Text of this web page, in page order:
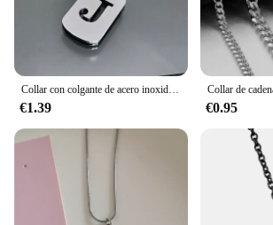
Collar con colgante de acero inoxidable para hombre y mujer, A-Z Punk con letra inicial, joyería gótica, venta al por mayor
€1.39 €0.95